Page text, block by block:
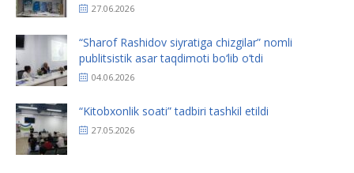
27.06.2026
“Sharof Rashidov siyratiga chizgilar” nomli
publitsistik asar taqdimoti bo‘lib o‘tdi
04.06.2026
“Kitobxonlik soati” tadbiri tashkil etildi
27.05.2026